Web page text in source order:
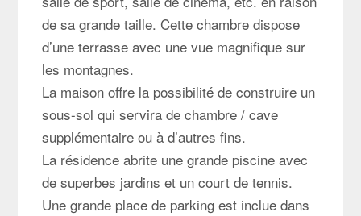
de sa grande taille. Cette chambre dispose
d’une terrasse avec une vue magnifique sur
les montagnes.
La maison offre la possibilité de construire un
sous-sol qui servira de chambre / cave
supplémentaire ou à d’autres fins.
La résidence abrite une grande piscine avec
de superbes jardins et un court de tennis.
Une grande place de parking est inclue dans